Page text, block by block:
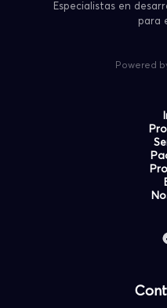
Especialistas en
para
Powered